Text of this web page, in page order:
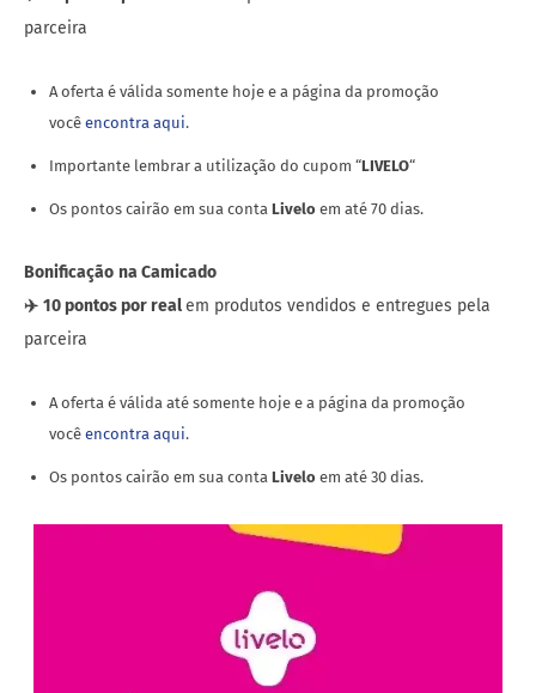
parceira
A oferta é válida somente hoje e a página da promoção
você encontra aqui.
Importante lembrar a utilização do cupom “LIVELO“
Os pontos cairão em sua conta Livelo em até 70 dias.
Bonificação na Camicado
✈️ 10 pontos por realem produtos vendidos e entregues pela
parceira
A oferta é válida até somente hoje e a página da promoção
você encontra aqui.
Os pontos cairão em sua conta Livelo em até 30 dias.